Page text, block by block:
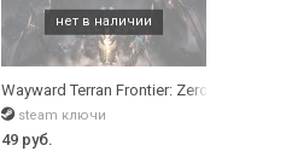
Wayward Terran Frontier: Zero Falls
steam ключи
49 руб.